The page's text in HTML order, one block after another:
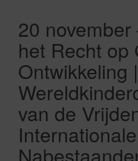
20
het Recht op
Ontwikkeling |
van de